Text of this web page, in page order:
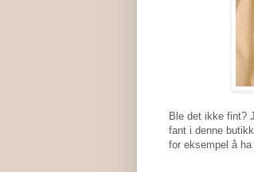
Ble det ikke fint?
fant i denne
for eksempel å ha